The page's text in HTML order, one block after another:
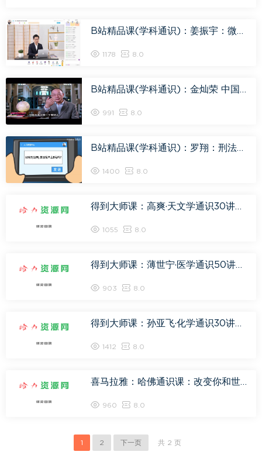
B站精品课(学科通识)：姜振宇：微表情心里应用课，网盘下载(2.79G)
1178 8.0
B站精品课(学科通识)：金灿荣 中国周边安全环境，网盘下载(13.29G)
991 8.0
B站精品课(学科通识)：罗翔：刑法悖论十讲，网盘下载(3.67G)
1400 8.0
得到大师课：高爽·天文学通识30讲，网盘下载(222.80M)
1055 8.0
得到大师课：薄世宁·医学通识50讲，网盘下载(519.82M)
903 8.0
得到大师课：孙亚飞·化学通识30讲，网盘下载(193.97M)
1412 8.0
喜马拉雅：哈佛通识课：改变你和世界的100本书，网盘下载(154.91M)
960 8.0
1 2 下一页 共 2 页